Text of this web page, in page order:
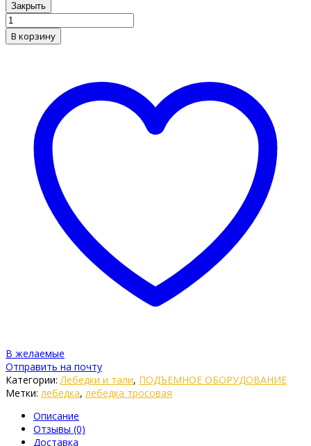
Закрыть
В корзину
В желаемые
Отправить на почту
Категории:Лебедки и тали, ПОДЪЕМНОЕ ОБОРУДОВАНИЕ
Метки: лебедка, лебедка тросовая
Описание
Отзывы (0)
Доставка